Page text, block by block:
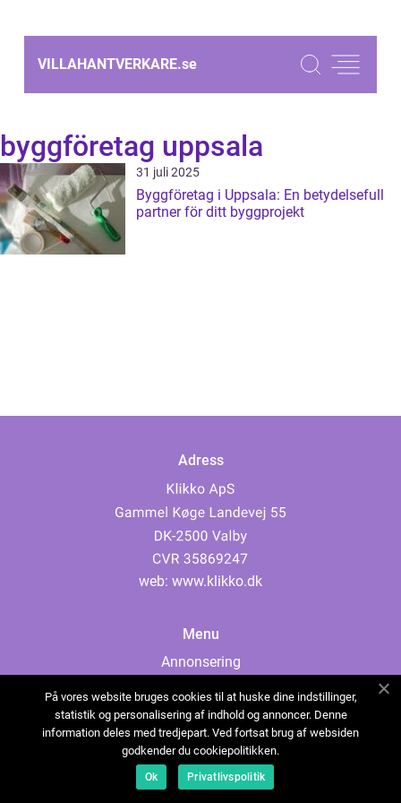
VILLAHANTVERKARE.se
byggföretag uppsala
31 juli 2025
Byggföretag i Uppsala: En betydelsefull
partner för ditt byggprojekt
Adress
web: www.klikko.dk
Menu
Annonsering
Cookies
Kontakta oss
Sitemap
På vores website bruges cookies til at huske dine indstillinger,
statistik og personalisering af indhold og annoncer. Denne
information deles med tredjepart. Ved fortsat brug af websiden
godkender du cookiepolitikken.
Ok Privatlivspolitik